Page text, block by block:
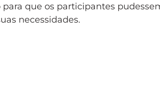
que os participantes
necessidades.